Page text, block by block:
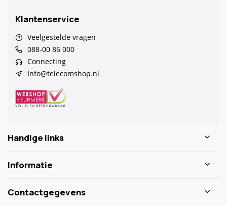
Klantenservice
Veelgestelde vragen
088-00 86 000
Connecting
Info@telecomshop.nl
Handige links
Informatie
Contactgegevens